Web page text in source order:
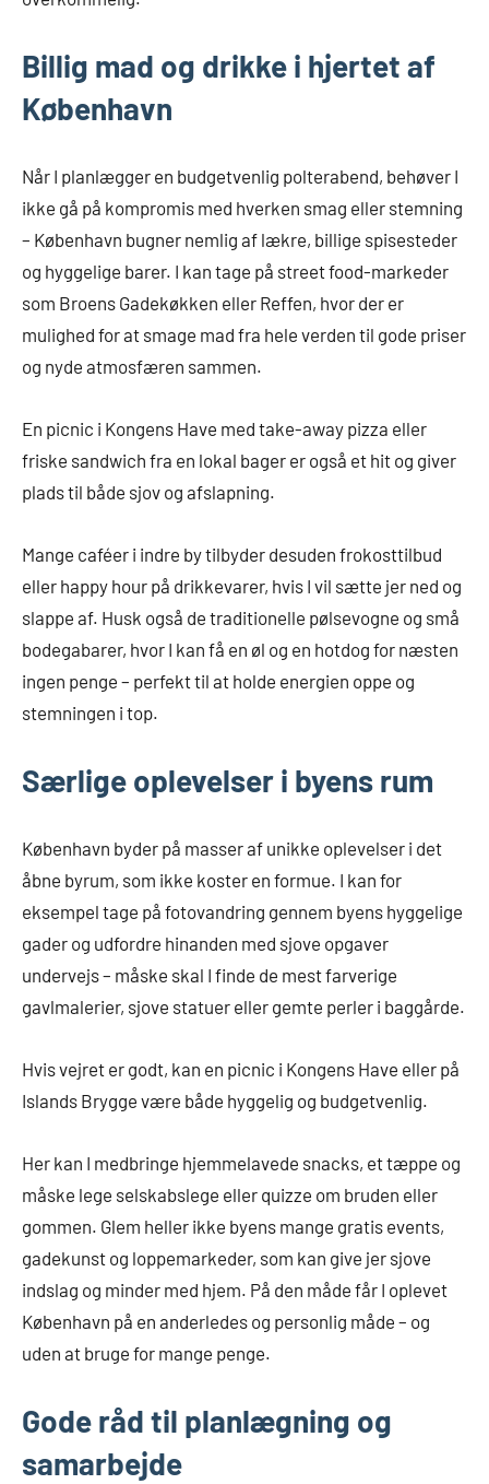
Billig mad og drikke i hjertet af
København
Når I planlægger en budgetvenlig polterabend, behøver I
ikke gå på kompromis med hverken smag eller stemning
– København bugner nemlig af lækre, billige spisesteder
og hyggelige barer. I kan tage på street food-markeder
som Broens Gadekøkken eller Reffen, hvor der er
mulighed for at smage mad fra hele verden til gode priser
og nyde atmosfæren sammen.
En picnic i Kongens Have med take-away pizza eller
friske sandwich fra en lokal bager er også et hit og giver
plads til både sjov og afslapning.
Mange caféer i indre by tilbyder desuden frokosttilbud
eller happy hour på drikkevarer, hvis I vil sætte jer ned og
slappe af. Husk også de traditionelle pølsevogne og små
bodegabarer, hvor I kan få en øl og en hotdog for næsten
ingen penge – perfekt til at holde energien oppe og
stemningen i top.
Særlige oplevelser i byens rum
København byder på masser af unikke oplevelser i det
åbne byrum, som ikke koster en formue. I kan for
eksempel tage på fotovandring gennem byens hyggelige
gader og udfordre hinanden med sjove opgaver
undervejs – måske skal I finde de mest farverige
gavlmalerier, sjove statuer eller gemte perler i baggårde.
Hvis vejret er godt, kan en picnic i Kongens Have eller på
Islands Brygge være både hyggelig og budgetvenlig.
Her kan I medbringe hjemmelavede snacks, et tæppe og
måske lege selskabslege eller quizze om bruden eller
gommen. Glem heller ikke byens mange gratis events,
gadekunst og loppemarkeder, som kan give jer sjove
indslag og minder med hjem. På den måde får I oplevet
København på en anderledes og personlig måde – og
uden at bruge for mange penge.
Gode råd til planlægning og
samarbejde